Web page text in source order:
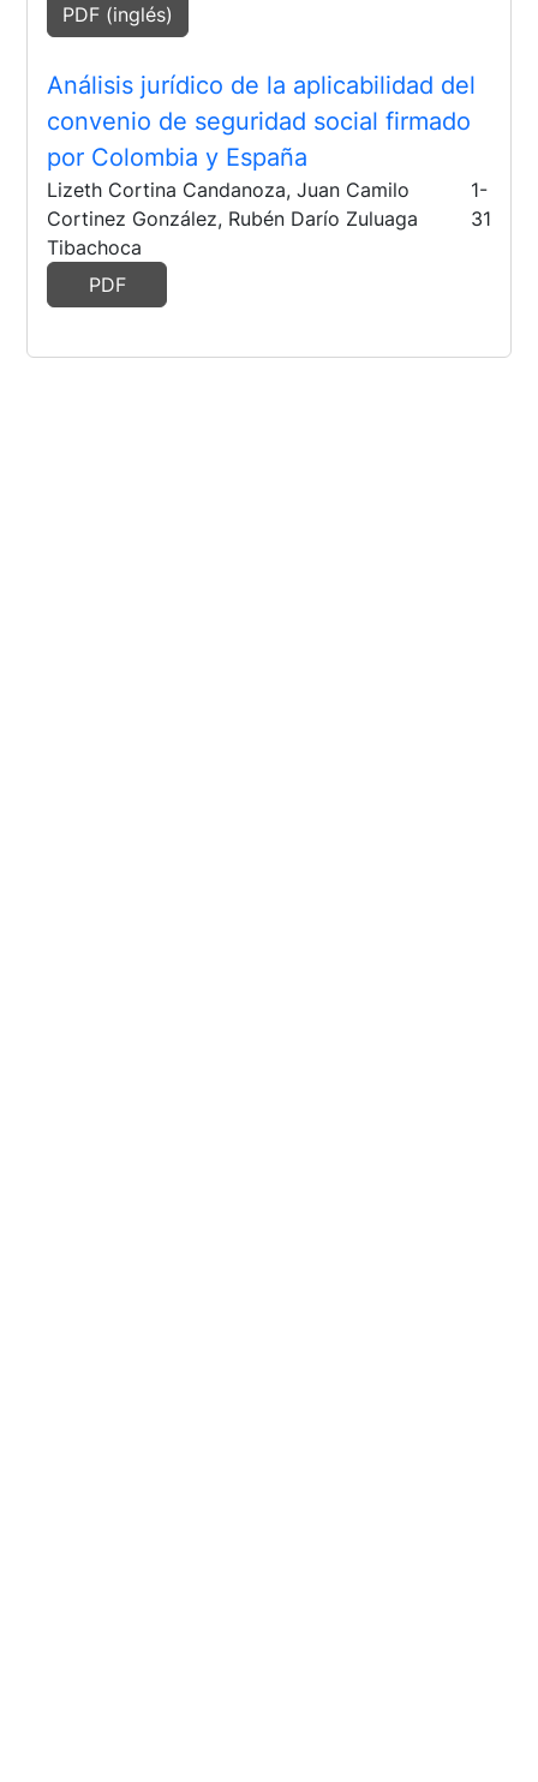
PDF (inglés)
Análisis jurídico de la aplicabilidad del
convenio de seguridad social firmado
por Colombia y España
Lizeth Cortina Candanoza, Juan Camilo
Cortinez González, Rubén Darío Zuluaga
Tibachoca
1-
31
PDF